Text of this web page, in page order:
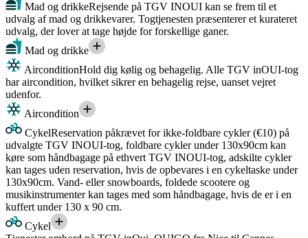
Mad og drikkeRejsende på TGV INOUI kan se frem til et
udvalg af mad og drikkevarer. Togtjenesten præsenterer et kurateret
udvalg, der lover at tage højde for forskellige ganer.
Mad og drikke
AirconditionHold dig kølig og behagelig. Alle TGV inOUI-tog
har aircondition, hvilket sikrer en behagelig rejse, uanset vejret
udenfor.
Aircondition
CykelReservation påkrævet for ikke-foldbare cykler (€10) på
udvalgte TGV INOUI-tog, foldbare cykler under 130x90cm kan
køre som håndbagage på ethvert TGV INOUI-tog, adskilte cykler
kan tages uden reservation, hvis de opbevares i en cykeltaske under
130x90cm. Vand- eller snowboards, foldede scootere og
musikinstrumenter kan tages med som håndbagage, hvis de er i en
kuffert under 130 x 90 cm.
Cykel